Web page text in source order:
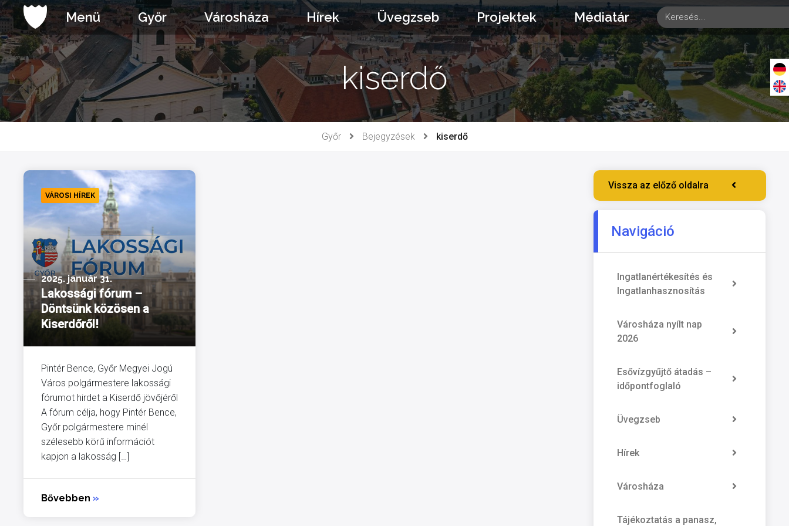
Ugrás
a
tartalomhoz
Menü Győr Városháza Hírek Üvegzseb Projektek Médiatár
kiserdő
Győr Bejegyzések kiserdő
VÁROSI HÍREK
2025. január 31.
Lakossági fórum –
Döntsünk közösen a
Kiserdőről!
Pintér Bence, Győr Megyei Jogú
Város polgármestere lakossági
fórumot hirdet a Kiserdő jövőjéről
A fórum célja, hogy Pintér Bence,
Győr polgármestere minél
szélesebb körű információt
kapjon a lakosság […]
Bővebben »
Vissza az előző oldalra
Navigáció
Ingatlanértékesítés és
Ingatlanhasznosítás
Városháza nyílt nap
2026
Esővízgyűjtő átadás –
időpontfoglaló
Üvegzseb
Hírek
Városháza
Tájékoztatás a panasz,